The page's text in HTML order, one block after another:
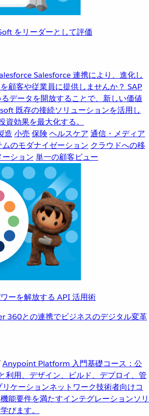
をリーダーとして評価
Salesforce 連携により、進化し
顧客や従業員に提供しませんか？ SAP
データを開放することで、新しい価値
既存の接続ソリューションを活用し
効果を最大化する。
造 小売 保険 ヘルスケア 通信・メディア
のモダナイゼーション クラウドへの移
ーション 単一の顧客ビュー
ーを解放する API 活用術
360との連携でビジネスのデジタル変革
Anypoint Platform 入門基礎コース：公
利用、デザイン、ビルド、デプロイ、管
リケーションネットワーク技術者向けコ
能要件を満たすインテグレーションソリ
びます。